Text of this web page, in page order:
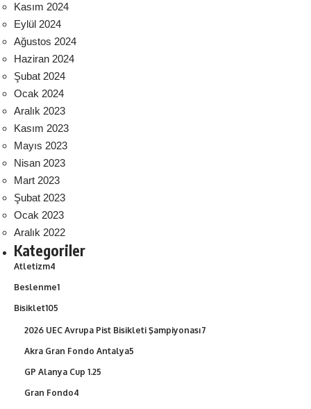
Kasım 2024
Eylül 2024
Ağustos 2024
Haziran 2024
Şubat 2024
Ocak 2024
Aralık 2023
Kasım 2023
Mayıs 2023
Nisan 2023
Mart 2023
Şubat 2023
Ocak 2023
Aralık 2022
Kategoriler
Atletizm4
Beslenme1
Bisiklet105
2026 UEC Avrupa Pist Bisikleti Şampiyonası7
Akra Gran Fondo Antalya5
GP Alanya Cup 1.25
Gran Fondo4